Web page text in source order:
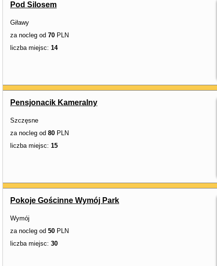
Pod Silosem
Giławy
za nocleg od 70 PLN
liczba miejsc: 14
Pensjonacik Kameralny
Szczęsne
za nocleg od 80 PLN
liczba miejsc: 15
Pokoje Gościnne Wymój Park
Wymój
za nocleg od 50 PLN
liczba miejsc: 30